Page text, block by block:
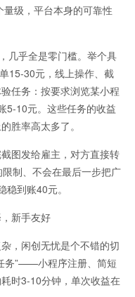
级，平台本身的可靠性
乎全是零门槛。举个具
15-30元，线上操作、截
任务：按要求浏览某小程
5-10元。这些任务的收益
胜率高太多了。
图发给雇主，对方直接转
制、不会在最后一步把广
到账40元。
新手友好
，闲创无忧是个不错的切
务”——小程序注册、简短
时3-10分钟，单次收益在